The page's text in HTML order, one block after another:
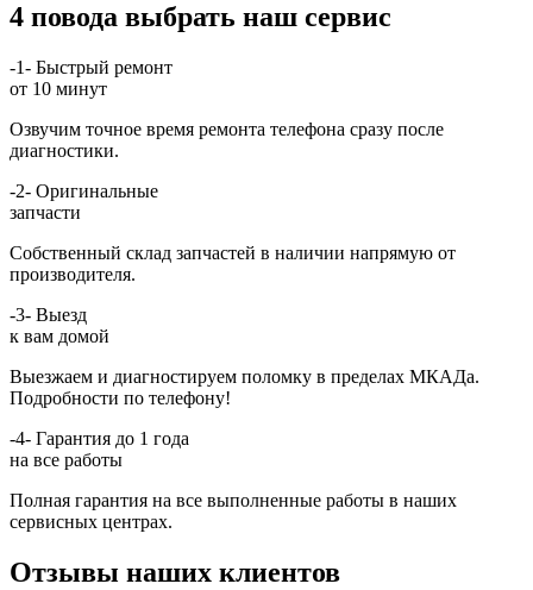
4 повода выбрать наш сервис
-1- Быстрый ремонт
от 10 минут
Озвучим точное время ремонта телефона сразу после
диагностики.
-2- Оригинальные
запчасти
Собственный склад запчастей в наличии напрямую от
производителя.
-3- Выезд
к вам домой
Выезжаем и диагностируем поломку в пределах МКАДа.
Подробности по телефону!
-4- Гарантия до 1 года
на все работы
Полная гарантия на все выполненные работы в наших
сервисных центрах.
Отзывы наших клиентов